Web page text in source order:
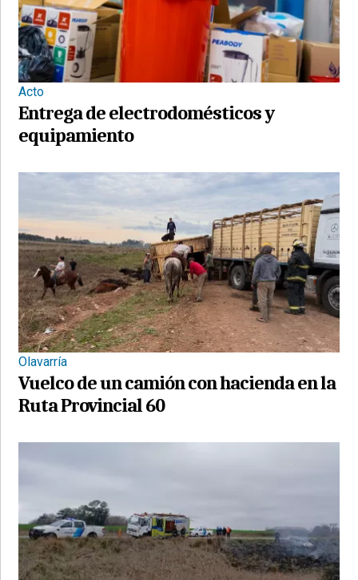
Acto
Entrega de electrodomésticos y
equipamiento
Olavarría
Vuelco de un camión con hacienda en la
Ruta Provincial 60